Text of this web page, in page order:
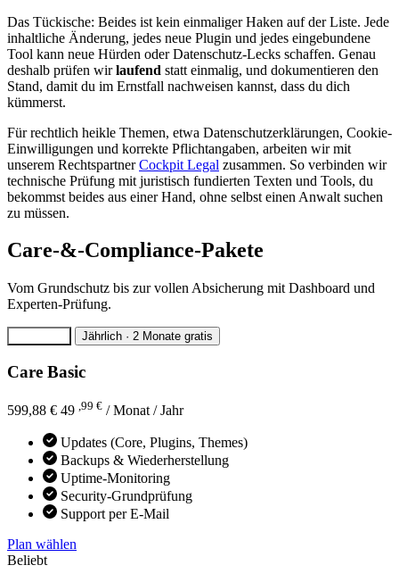
Das Tückische: Beides ist kein einmaliger Haken auf der Liste. Jede
inhaltliche Änderung, jedes neue Plugin und jedes eingebundene
Tool kann neue Hürden oder Datenschutz-Lecks schaffen. Genau
deshalb prüfen wirlaufend statt einmalig, und dokumentieren den
Stand, damit du im Ernstfall nachweisen kannst, dass du dich
kümmerst.
Für rechtlich heikle Themen, etwa Datenschutzerklärungen, Cookie-
Einwilligungen und korrekte Pflichtangaben, arbeiten wir mit
unserem RechtspartnerCockpit Legal zusammen. So verbinden wir
technische Prüfung mit juristisch fundierten Texten und Tools, du
bekommst beides aus einer Hand, ohne selbst einen Anwalt suchen
zu müssen.
Care-&-Compliance-Pakete
Vom Grundschutz bis zur vollen Absicherung mit Dashboard und
Experten-Prüfung.
Jährlich · 2 Monate gratis
Care Basic
599,88 € 49 ,99 € / Monat / Jahr
Updates (Core, Plugins, Themes)
Backups & Wiederherstellung
Uptime-Monitoring
Security-Grundprüfung
Support per E-Mail
Plan wählen
Beliebt